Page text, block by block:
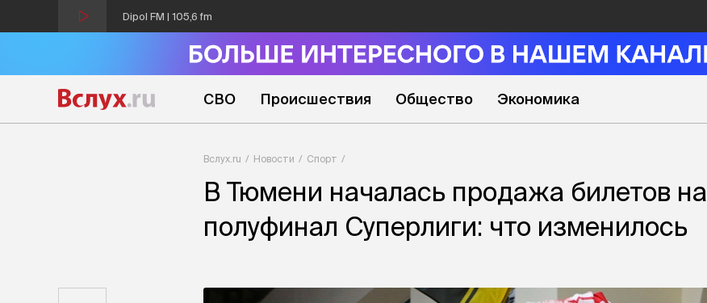
Dipol FM | 105,6 fm
СВО Происшествия Общество Экономика
Вслух.ru Новости Спорт
В Тюмени началась продажа билетов на
полуфинал Суперлиги: что изменилось